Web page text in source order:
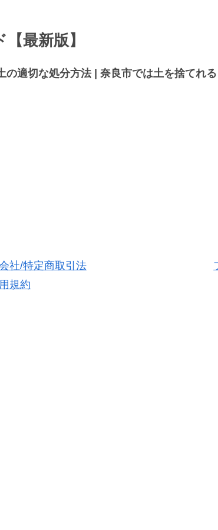
最新版】
の適切な処分方法 | 奈良市では土を捨てれ
社/特定商取引法
規約